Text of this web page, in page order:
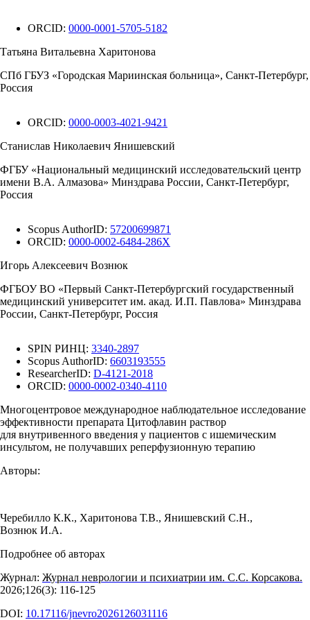
ORCID: 0000-0001-5705-5182
Татьяна Витальевна Харитонова
СПб ГБУЗ «Городская Мариинская больница», Санкт-Петербург,
Россия
ORCID: 0000-0003-4021-9421
Станислав Николаевич Янишевский
ФГБУ «Национальный медицинский исследовательский центр
имени В.А. Алмазова» Минздрава России, Санкт-Петербург,
Россия
Scopus AuthorID: 57200699871
ORCID: 0000-0002-6484-286X
Игорь Алексеевич Вознюк
ФГБОУ ВО «Первый Санкт-Петербургский государственный
медицинский университет им. акад. И.П. Павлова» Минздрава
России, Санкт-Петербург, Россия
SPIN РИНЦ: 3340-2897
Scopus AuthorID: 6603193555
ResearcherID: D-4121-2018
ORCID: 0000-0002-0340-4110
Многоцентровое международное наблюдательное исследование
эффективности препарата Цитофлавин раствор
для внутривенного введения у пациентов с ишемическим
инсультом, не получавших реперфузионную терапию
Авторы:
Черебилло К.К., Харитонова Т.В., Янишевский С.Н.,
Вознюк И.А.
Подробнее об авторах
Журнал: Журнал неврологии и психиатрии им. С.С. Корсакова.
2026;126(3): 116‑125
DOI: 10.17116/jnevro2026126031116